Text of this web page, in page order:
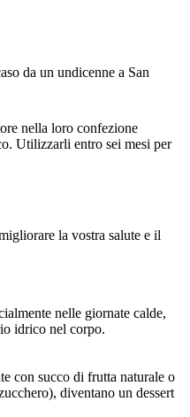
da un undicenne a San
nella loro confezione
Utilizzarli entro sei mesi per
la vostra salute e il
nelle giornate calde,
idrico nel corpo.
con succo di frutta naturale o
diventano un dessert